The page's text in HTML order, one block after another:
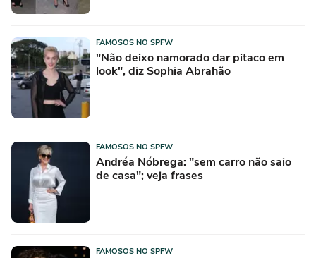
FAMOSOS NO SPFW
"Não deixo namorado dar pitaco em
look", diz Sophia Abrahão
FAMOSOS NO SPFW
Andréa Nóbrega: "sem carro não saio
de casa"; veja frases
FAMOSOS NO SPFW